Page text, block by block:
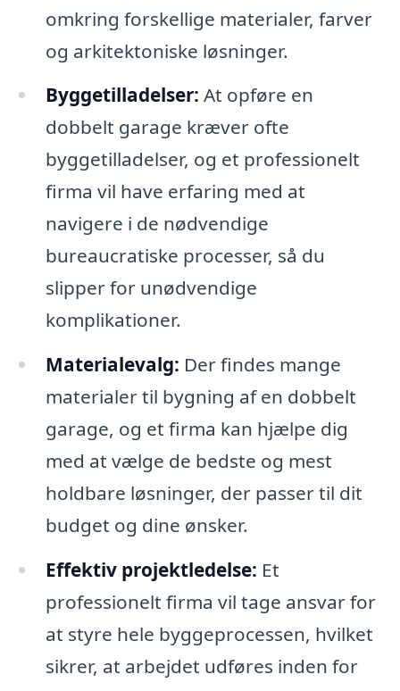
omkring forskellige materialer, farver
og arkitektoniske løsninger.
Byggetilladelser: At opføre en
dobbelt garage kræver ofte
byggetilladelser, og et professionelt
firma vil have erfaring med at
navigere i de nødvendige
bureaucratiske processer, så du
slipper for unødvendige
komplikationer.
Materialevalg: Der findes mange
materialer til bygning af en dobbelt
garage, og et firma kan hjælpe dig
med at vælge de bedste og mest
holdbare løsninger, der passer til dit
budget og dine ønsker.
Effektiv projektledelse: Et
professionelt firma vil tage ansvar for
at styre hele byggeprocessen, hvilket
sikrer, at arbejdet udføres inden for